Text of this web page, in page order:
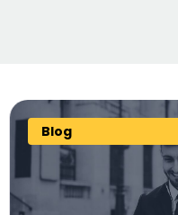
Blog